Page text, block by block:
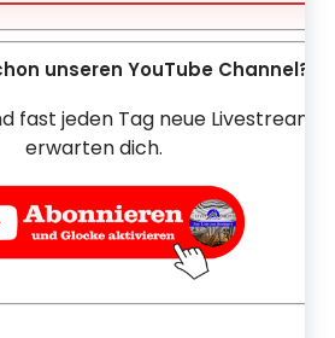
unseren YouTube Channel?
fast jeden Tag neue Livestreams
erwarten dich.